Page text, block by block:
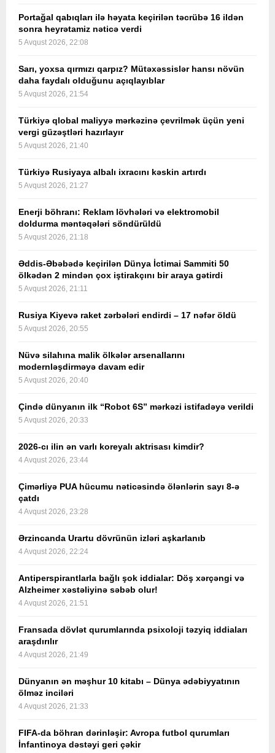
Portağal qabıqları ilə həyata keçirilən təcrübə 16 ildən
sonra heyrətamiz nəticə verdi
5 Avqust 2026, 22:08
Sarı, yoxsa qırmızı qarpız? Mütəxəssislər hansı növün
daha faydalı olduğunu açıqlayıblar
5 Avqust 2026, 21:54
Türkiyə qlobal maliyyə mərkəzinə çevrilmək üçün yeni
vergi güzəştləri hazırlayır
5 Avqust 2026, 21:40
Türkiyə Rusiyaya albalı ixracını kəskin artırdı
5 Avqust 2026, 21:27
Enerji böhranı: Reklam lövhələri və elektromobil
doldurma məntəqələri söndürüldü
5 Avqust 2026, 21:18
Əddis-Əbəbədə keçirilən Dünya İctimai Sammiti 50
ölkədən 2 mindən çox iştirakçını bir araya gətirdi
5 Avqust 2026, 21:11
Rusiya Kiyevə raket zərbələri endirdi – 17 nəfər öldü
5 Avqust 2026, 20:55
Nüvə silahına malik ölkələr arsenallarını
modernləşdirməyə davam edir
5 Avqust 2026, 20:40
Çində dünyanın ilk “Robot 6S” mərkəzi istifadəyə verildi
5 Avqust 2026, 20:33
2026-cı ilin ən varlı koreyalı aktrisası kimdir?
4 Avqust 2026, 23:44
Çimərliyə PUA hücumu nəticəsində ölənlərin sayı 8-ə
çatdı
4 Avqust 2026, 23:28
Ərzincanda Urartu dövrünün izləri aşkarlanıb
4 Avqust 2026, 22:24
Antiperspirantlarla bağlı şok iddialar: Döş xərçəngi və
Alzheimer xəstəliyinə səbəb olur!
4 Avqust 2026, 21:51
Fransada dövlət qurumlarında psixoloji təzyiq iddiaları
araşdırılır
4 Avqust 2026, 21:49
Dünyanın ən məşhur 10 kitabı – Dünya ədəbiyyatının
ölməz inciləri
4 Avqust 2026, 21:33
FIFA-da böhran dərinləşir: Avropa futbol qurumları
İnfantinoya dəstəyi geri çəkir